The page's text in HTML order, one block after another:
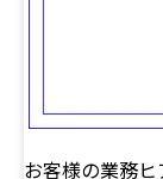
お客様の業務